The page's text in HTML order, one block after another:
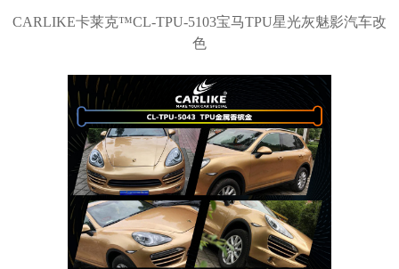
CARLIKE卡莱克™CL-TPU-5103宝马TPU星光灰魅影汽车改
色